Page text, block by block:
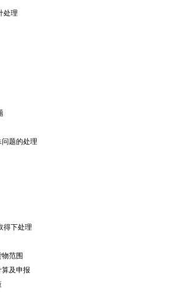
处理
题的处理
得下处理
范围
及申报